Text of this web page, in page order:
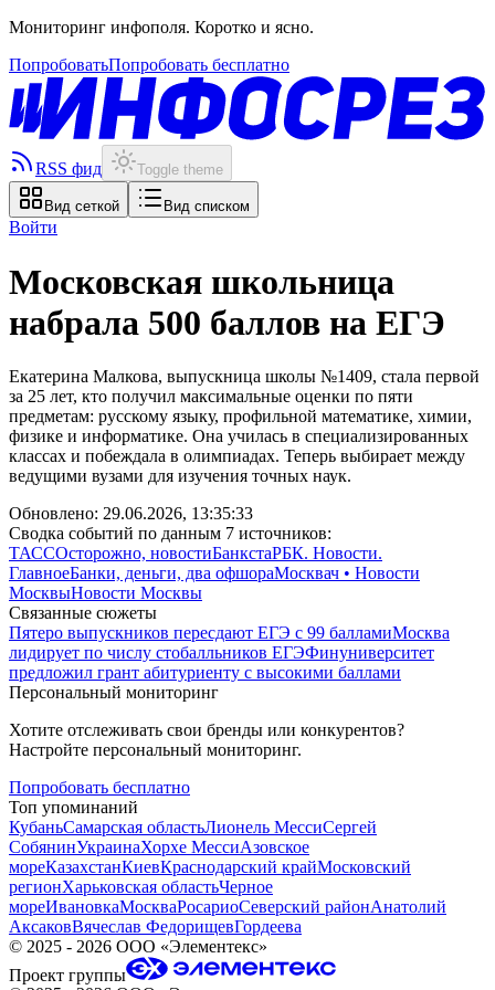
Мониторинг инфополя. Коротко и ясно.
ПопробоватьПопробовать бесплатно
RSS фид Toggle theme
Вид сеткой Вид списком
Войти
Московская школьница
набрала 500 баллов на ЕГЭ
Екатерина Малкова, выпускница школы №1409, стала первой
за 25 лет, кто получил максимальные оценки по пяти
предметам: русскому языку, профильной математике, химии,
физике и информатике. Она училась в специализированных
классах и побеждала в олимпиадах. Теперь выбирает между
ведущими вузами для изучения точных наук.
Обновлено: 29.06.2026, 13:35:33
Сводка событий по данным 7 источников:
ТАССОсторожно, новостиБанкстаРБК. Новости.
ГлавноеБанки, деньги, два офшораМосквач • Новости
МосквыНовости Москвы
Связанные сюжеты
Пятеро выпускников пересдают ЕГЭ с 99 балламиМосква
лидирует по числу стобалльников ЕГЭФинуниверситет
предложил грант абитуриенту с высокими баллами
Персональный мониторинг
Хотите отслеживать свои бренды или конкурентов?
Настройте персональный мониторинг.
Попробовать бесплатно
Топ упоминаний
КубаньСамарская областьЛионель МессиСергей
СобянинУкраинаХорхе МессиАзовское
мореКазахстанКиевКраснодарский крайМосковский
регионХарьковская областьЧерное
мореИвановкаМоскваРосариоСеверский районАнатолий
АксаковВячеслав ФедорищевГордеева
© 2025 - 2026 ООО «Элементекс»
Проект группы